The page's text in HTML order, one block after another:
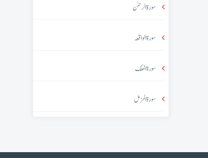
سورۃ الرحمٰن
سورۃ الواقعہ
سورۃ الملک
سورۃ المزمل